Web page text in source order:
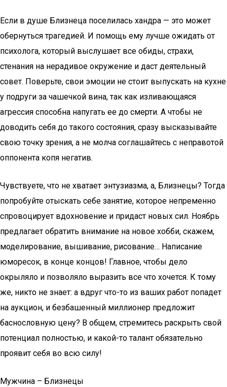
Если в душе Близнеца поселилась хандра — это может
обернуться трагедией. И помощь ему лучше ожидать от
психолога, который выслушает все обиды, страхи,
стенания на нерадивое окружение и даст деятельный
совет. Поверьте, свои эмоции не стоит выпускать на кухне
у подруги за чашечкой вина, так как изливающаяся
агрессия способна напугать ее до смерти. А чтобы не
доводить себя до такого состояния, сразу высказывайте
свою точку зрения, а не молча соглашайтесь с неправотой
оппонента копя негатив.
Чувствуете, что не хватает энтузиазма, а, Близнецы? Тогда
попробуйте отыскать себе занятие, которое непременно
спровоцирует вдохновение и придаст новых сил. Ноябрь
предлагает обратить внимание на новое хобби, скажем,
моделирование, вышивание, рисование… Написание
юморесок, в конце концов! Главное, чтобы дело
окрыляло и позволяло выразить все что хочется. К тому
же, никто не знает: а вдруг что-то из ваших работ попадет
на аукцион, и безбашенный миллионер предложит
баснословную цену? В общем, стремитесь раскрыть свой
потенциал полностью, и какой-то талант обязательно
проявит себя во всю силу!
Мужчина – Близнецы